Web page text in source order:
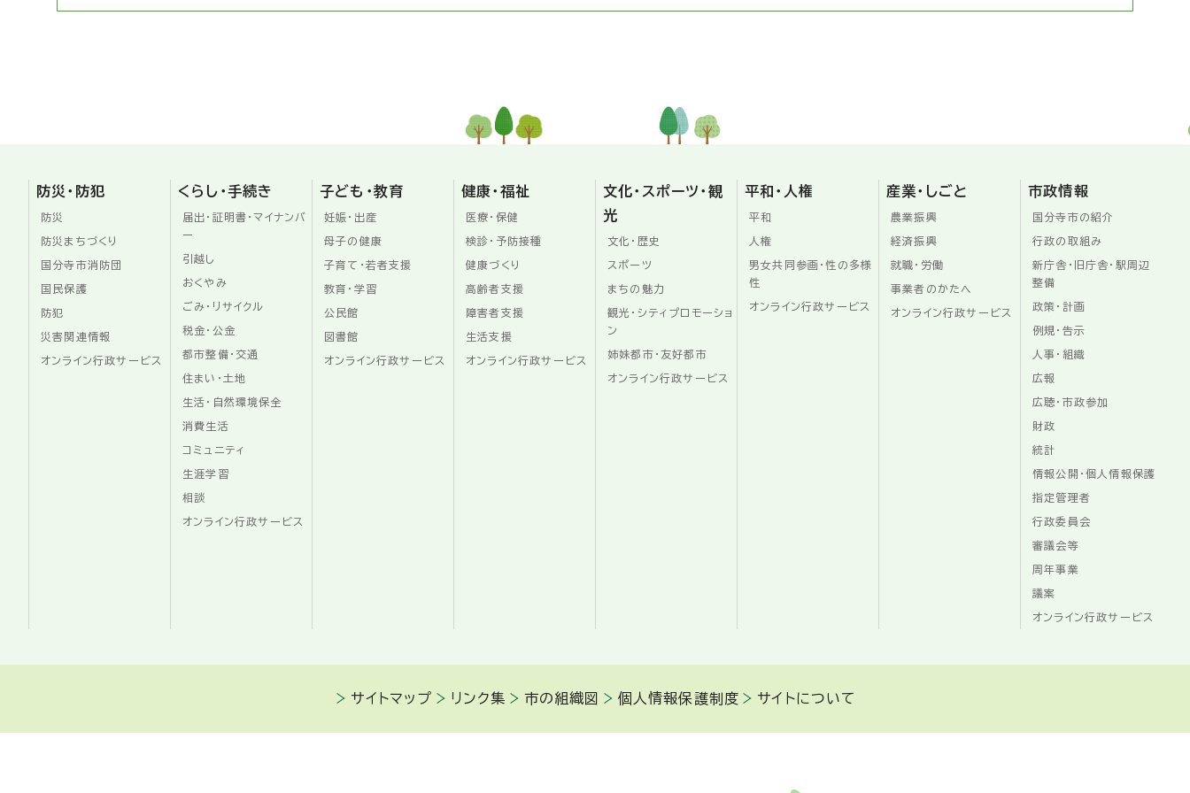
防災・防犯
防災
防災まちづくり
国分寺市消防団
国民保護
防犯
災害関連情報
オンライン行政サービス
くらし・手続き
届出・証明書・マイナンバ
ー
引越し
おくやみ
ごみ・リサイクル
税金・公金
都市整備・交通
住まい・土地
生活・自然環境保全
消費生活
コミュニティ
生涯学習
相談
オンライン行政サービス
子ども・教育
妊娠・出産
母子の健康
子育て・若者支援
教育・学習
公民館
図書館
オンライン行政サービス
健康・福祉
医療・保健
検診・予防接種
健康づくり
高齢者支援
障害者支援
生活支援
オンライン行政サービス
文化・スポーツ・観
光
文化・歴史
スポーツ
まちの魅力
観光・シティプロモーショ
ン
姉妹都市・友好都市
オンライン行政サービス
平和・人権
平和
人権
男女共同参画・性の多様
性
オンライン行政サービス
産業・しごと
農業振興
経済振興
就職・労働
事業者のかたへ
オンライン行政サービス
市政情報
国分寺市の紹介
行政の取組み
新庁舎・旧庁舎・駅周辺
整備
政策・計画
例規・告示
人事・組織
広報
広聴・市政参加
財政
統計
情報公開・個人情報保護
指定管理者
行政委員会
審議会等
周年事業
議案
オンライン行政サービス
サイトマップ リンク集 市の組織図 個人情報保護制度 サイトについて